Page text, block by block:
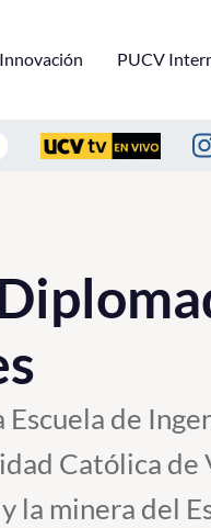
PUCV
de
Católica de
la minera del